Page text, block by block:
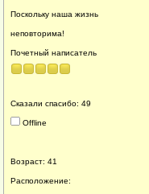
Поскольку наша жизнь
неповторима!
Почетный написатель
Сказали спасибо: 49
Offline
Возраст: 41
Расположение: